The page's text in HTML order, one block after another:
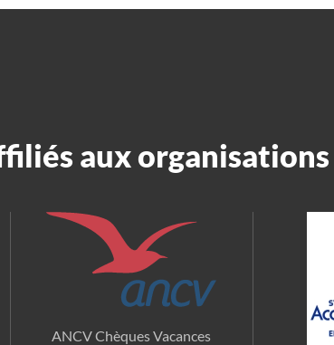
aux
ANCV Chèques Vacances